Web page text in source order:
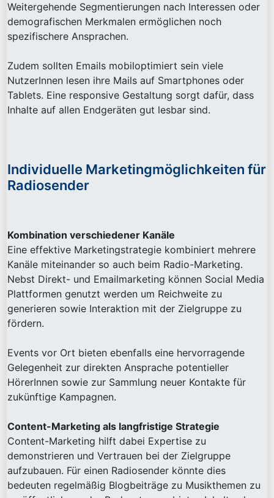
Weitergehende Segmentierungen nach Interessen oder
demografischen Merkmalen ermöglichen noch
spezifischere Ansprachen.
Zudem sollten Emails mobiloptimiert sein viele
NutzerInnen lesen ihre Mails auf Smartphones oder
Tablets. Eine responsive Gestaltung sorgt dafür, dass
Inhalte auf allen Endgeräten gut lesbar sind.
Individuelle Marketingmöglichkeiten für
Radiosender
Kombination verschiedener Kanäle
Eine effektive Marketingstrategie kombiniert mehrere
Kanäle miteinander so auch beim Radio-Marketing.
Nebst Direkt- und Emailmarketing können Social Media
Plattformen genutzt werden um Reichweite zu
generieren sowie Interaktion mit der Zielgruppe zu
fördern.
Events vor Ort bieten ebenfalls eine hervorragende
Gelegenheit zur direkten Ansprache potentieller
HörerInnen sowie zur Sammlung neuer Kontakte für
zukünftige Kampagnen.
Content-Marketing als langfristige Strategie
Content-Marketing hilft dabei Expertise zu
demonstrieren und Vertrauen bei der Zielgruppe
aufzubauen. Für einen Radiosender könnte dies
bedeuten regelmäßig Blogbeiträge zu Musikthemen zu